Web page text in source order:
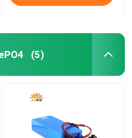
(5)